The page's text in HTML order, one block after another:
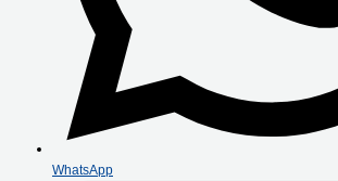
WhatsApp